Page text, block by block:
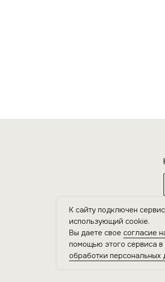
К сайту подключен
использующий cookie.
Вы даете свое согласие
помощью этого сервиса в
обработки персональных